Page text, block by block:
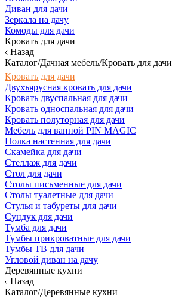
Диван для дачи
Зеркала на дачу
Комоды для дачи
Кровать для дачи
Назад
Каталог/Дачная мебель/Кровать для дачи
Кровать для дачи
Двухъярусная кровать для дачи
Кровать двуспальная для дачи
Кровать односпальная для дачи
Кровать полуторная для дачи
Мебель для ванной PIN MAGIC
Полка настенная для дачи
Скамейка для дачи
Стеллаж для дачи
Стол для дачи
Столы письменные для дачи
Столы туалетные для дачи
Стулья и табуреты для дачи
Сундук для дачи
Тумба для дачи
Тумбы прикроватные для дачи
Тумбы ТВ для дачи
Угловой диван на дачу
Деревянные кухни
Назад
Каталог/Деревянные кухни